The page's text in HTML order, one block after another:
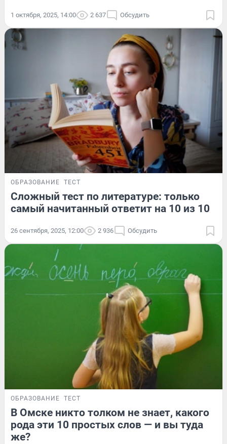
1 октября, 2025, 14:00 2 637 Обсудить
ОБРАЗОВАНИЕ ТЕСТ
Сложный тест по литературе: только
самый начитанный ответит на 10 из 10
26 сентября, 2025, 12:00 2 936 Обсудить
ОБРАЗОВАНИЕ ТЕСТ
В Омске никто толком не знает, какого
рода эти 10 простых слов — и вы туда
же?